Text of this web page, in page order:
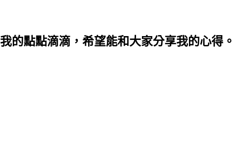
的點點滴滴，希望能和大家分享我的心得。